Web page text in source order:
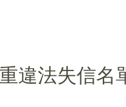
違法失信名